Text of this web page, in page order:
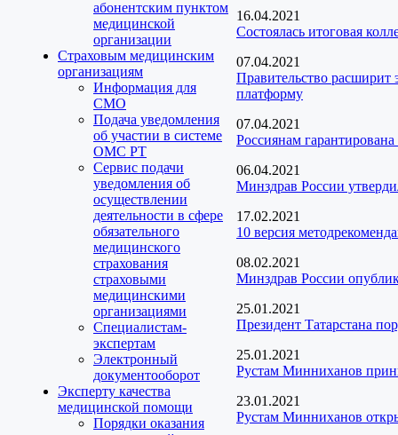
абонентским пунктом
медицинской
организации
Страховым медицинским
организациям
Информация для
СМО
Подача уведомления
об участии в системе
ОМС РТ
Сервис подачи
уведомления об
осуществлении
деятельности в сфере
обязательного
медицинского
страхования
страховыми
медицинскими
организациями
Специалистам-
экспертам
Электронный
документооборот
Эксперту качества
медицинской помощи
Порядки оказания
16.04.2021
Состоялась итоговая
07.04.2021
Правительство расширит
платформу
07.04.2021
Россиянам
06.04.2021
Минздрав России
17.02.2021
10 версия
08.02.2021
Минздрав России
25.01.2021
Президент Татарстана
25.01.2021
Рустам Минниханов
23.01.2021
Рустам Минниханов